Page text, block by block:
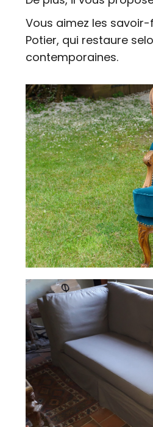
Vous aimez les
Potier, qui restaure
contemporaines.